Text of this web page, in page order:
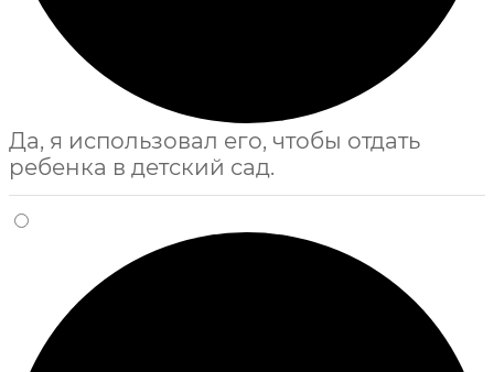
Да, я использовал его, чтобы отдать
ребенка в детский сад.